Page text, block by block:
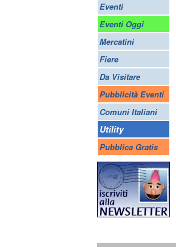
Eventi
Eventi Oggi
Mercatini
Fiere
Da Visitare
Pubblicità Eventi
Comuni Italiani
Utility
Pubblica Gratis